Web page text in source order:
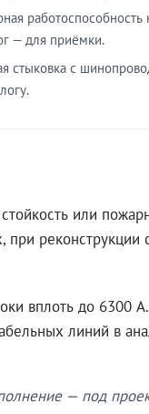
— для приёмки.
стыковка с
или
вплоть до 6300
линий в
— под